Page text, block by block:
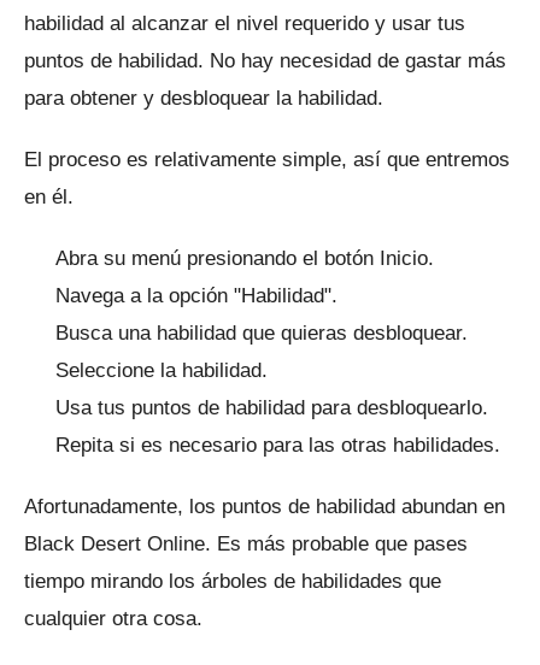
habilidad al alcanzar el nivel requerido y usar tus
puntos de habilidad. No hay necesidad de gastar más
para obtener y desbloquear la habilidad.
El proceso es relativamente simple, así que entremos
en él.
Abra su menú presionando el botón Inicio.
Navega a la opción "Habilidad".
Busca una habilidad que quieras desbloquear.
Seleccione la habilidad.
Usa tus puntos de habilidad para desbloquearlo.
Repita si es necesario para las otras habilidades.
Afortunadamente, los puntos de habilidad abundan en
Black Desert Online. Es más probable que pases
tiempo mirando los árboles de habilidades que
cualquier otra cosa.